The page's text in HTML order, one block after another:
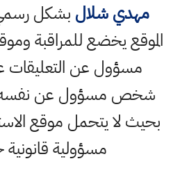
مهدي شلال بشكل
الموقع يخضع للمراقبة
مسؤول عن التعليقات
شخص مسؤول عن نفسه
بحيث لا يتحمل موقع
مسؤولية